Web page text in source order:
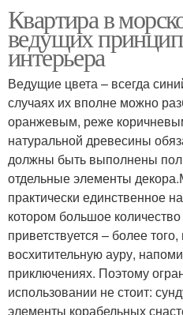
Квартира в
ведущих
интерьера
Ведущие цвета – всегда
случаях их вполне можно
оранжевым, реже
натуральной древесины
должны быть выполнены
отдельные элементы
практически единственное
котором большое
приветствуется – более
восхитительную ауру,
приключениях. Поэтому
использовании не стоит:
элементы корабельных